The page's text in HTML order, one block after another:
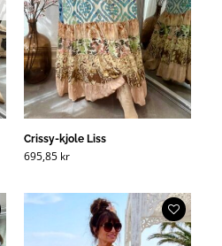
Crissy-kjole Liss
695,85 kr